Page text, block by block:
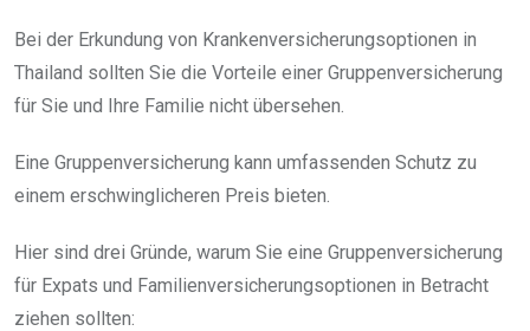
Bei der Erkundung von Krankenversicherungsoptionen in
Thailand sollten Sie die Vorteile einer Gruppenversicherung
für Sie und Ihre Familie nicht übersehen.
Eine Gruppenversicherung kann umfassenden Schutz zu
einem erschwinglicheren Preis bieten.
Hier sind drei Gründe, warum Sie eine Gruppenversicherung
für Expats und Familienversicherungsoptionen in Betracht
ziehen sollten: